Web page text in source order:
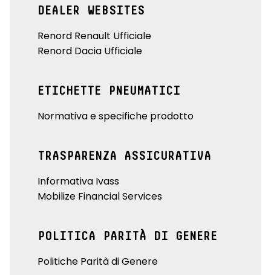
DEALER WEBSITES
Renord Renault Ufficiale
Renord Dacia Ufficiale
ETICHETTE PNEUMATICI
Normativa e specifiche prodotto
TRASPARENZA ASSICURATIVA
Informativa Ivass
Mobilize Financial Services
POLITICA PARITÀ DI GENERE
Politiche Parità di Genere